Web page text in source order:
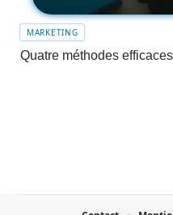
MARKETING
Quatre méthodes